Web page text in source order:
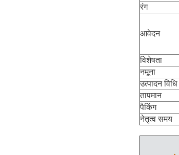
रंग
आवेदन
विशेषता
नमूना
उत्पादन विधि
तापमान
पैकिंग
नेतृत्व समय